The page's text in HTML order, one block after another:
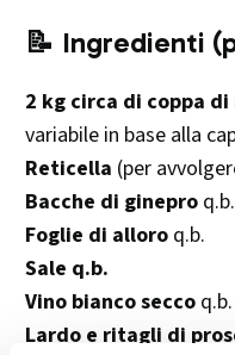
📝 Ingredienti
2 kg circa di coppa
variabile in base alla
Reticella (per
Bacche di ginepro q.b.
Foglie di alloro q.b.
Sale q.b.
Vino bianco secco q.b.
Lardo e ritagli di